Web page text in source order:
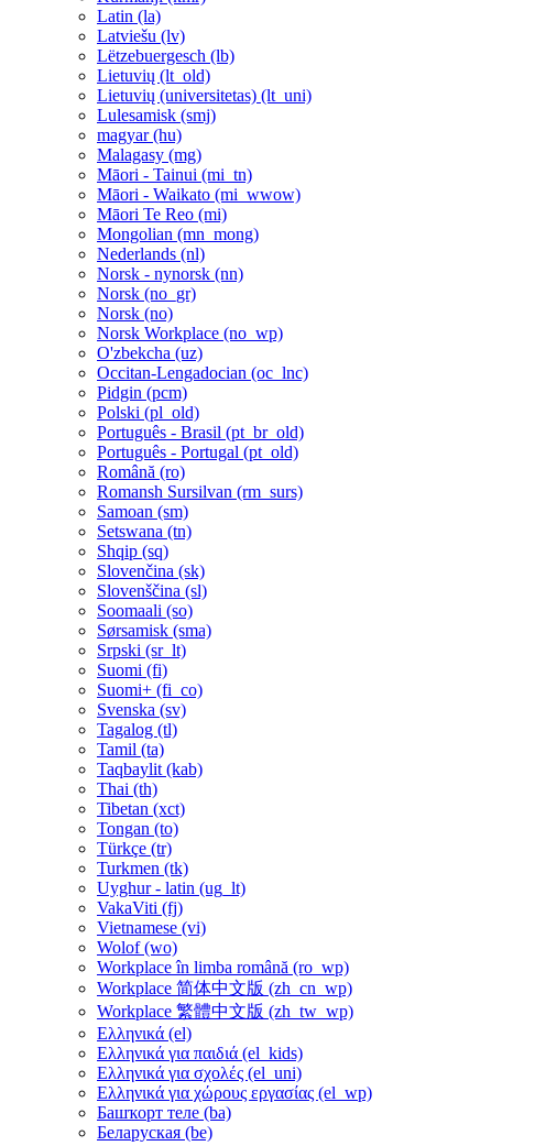
Latin ‎(la)‎
Latviešu ‎(lv)‎
Lëtzebuergesch ‎(lb)‎
Lietuvių ‎(lt_old)‎
Lietuvių (universitetas) ‎(lt_uni)‎
Lulesamisk ‎(smj)‎
magyar ‎(hu)‎
Malagasy ‎(mg)‎
Māori - Tainui ‎(mi_tn)‎
Māori - Waikato ‎(mi_wwow)‎
Māori Te Reo ‎(mi)‎
Mongolian ‎(mn_mong)‎
Nederlands ‎(nl)‎
Norsk - nynorsk ‎(nn)‎
Norsk ‎(no_gr)‎
Norsk ‎(no)‎
Norsk Workplace ‎(no_wp)‎
O'zbekcha ‎(uz)‎
Occitan-Lengadocian ‎(oc_lnc)‎
Pidgin ‎(pcm)‎
Polski ‎(pl_old)‎
Português - Brasil ‎(pt_br_old)‎
Português - Portugal ‎(pt_old)‎
Română ‎(ro)‎
Romansh Sursilvan ‎(rm_surs)‎
Samoan ‎(sm)‎
Setswana ‎(tn)‎
Shqip ‎(sq)‎
Slovenčina ‎(sk)‎
Slovenščina ‎(sl)‎
Soomaali ‎(so)‎
Sørsamisk ‎(sma)‎
Srpski ‎(sr_lt)‎
Suomi ‎(fi)‎
Suomi+ ‎(fi_co)‎
Svenska ‎(sv)‎
Tagalog ‎(tl)‎
Tamil ‎(ta)‎
Taqbaylit ‎(kab)‎
Thai ‎(th)‎
Tibetan ‎(xct)‎
Tongan ‎(to)‎
Türkçe ‎(tr)‎
Turkmen ‎(tk)‎
Uyghur - latin ‎(ug_lt)‎
VakaViti ‎(fj)‎
Vietnamese ‎(vi)‎
Wolof ‎(wo)‎
Workplace în limba română ‎(ro_wp)‎
Workplace 简体中文版 ‎(zh_cn_wp)‎
Workplace 繁體中文版 ‎(zh_tw_wp)‎
Ελληνικά ‎(el)‎
Ελληνικά για παιδιά ‎(el_kids)‎
Ελληνικά για σχολές ‎(el_uni)‎
Ελληνικά για χώρους εργασίας ‎(el_wp)‎
Башҡорт теле ‎(ba)‎
Беларуская ‎(be)‎